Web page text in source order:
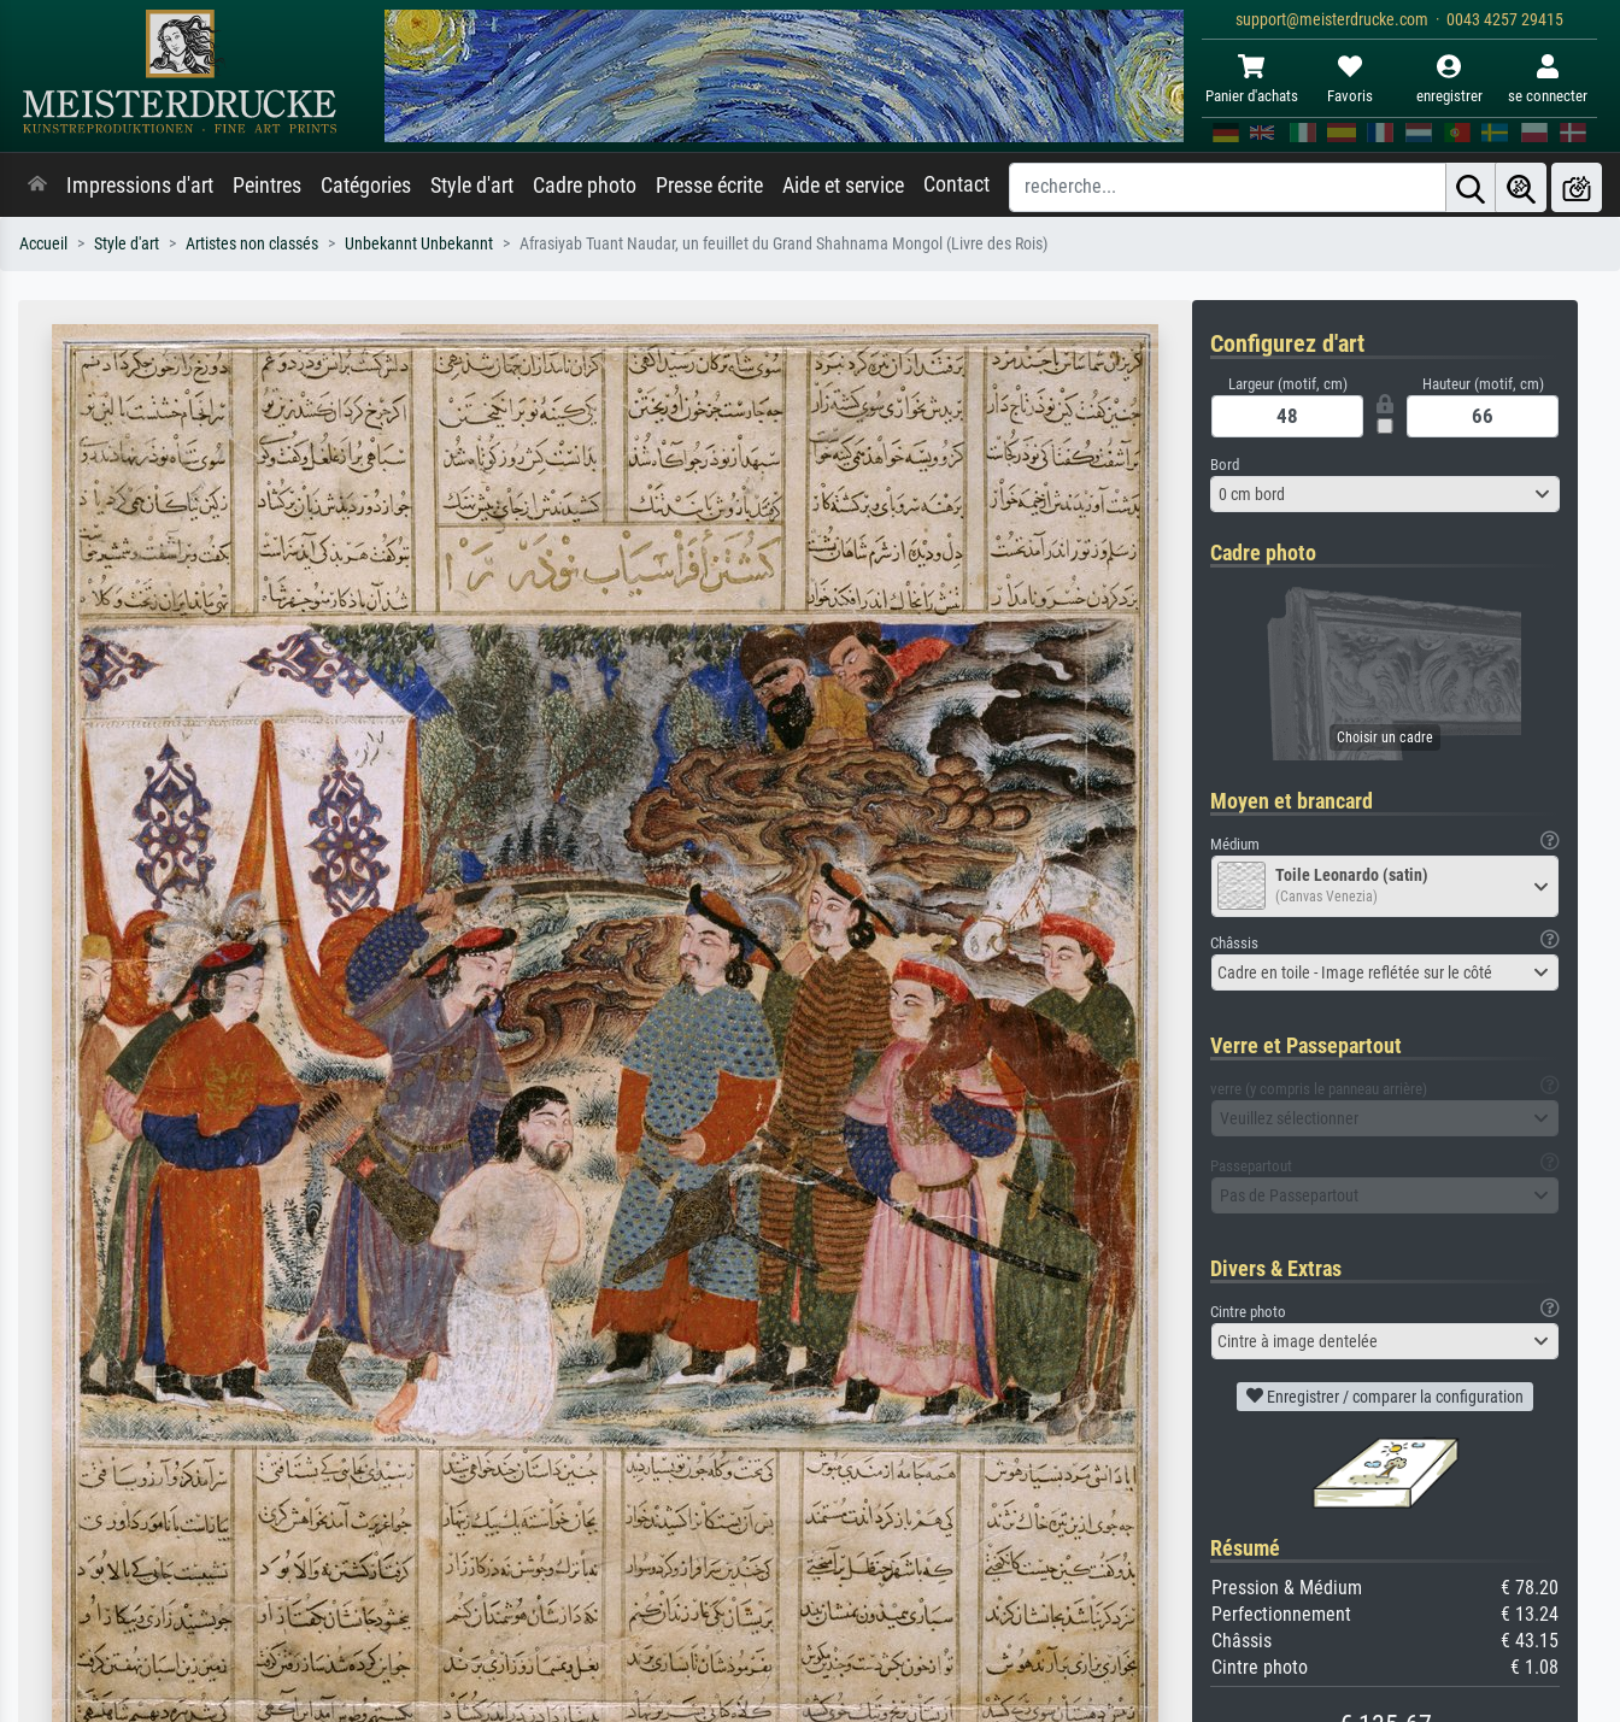
support@meisterdrucke.com · 0043 4257 29415
Panier d'achats Favoris enregistrer se connecter
Impressions d'art Peintres Catégories Style d'art Cadre photo Presse écrite Aide et service Contact
Accueil Style d'art Artistes non classés Unbekannt Unbekannt Afrasiyab Tuant Naudar, un feuillet du Grand Shahnama Mongol (Livre des Rois)
Configurez d'art
Largeur (motif, cm) Hauteur (motif, cm)
Bord
0 cm bord
Cadre photo
Moyen et brancard
Médium
Toile Leonardo (satin)
(Canvas Venezia)
Châssis
Cadre en toile - Image reflétée sur le côté
Verre et Passepartout
verre (y compris le panneau arrière)
Veuillez sélectionner
Passepartout
Pas de Passepartout
Divers & Extras
Cintre photo
Cintre à image dentelée
Enregistrer / comparer la configuration
Résumé
Pression & Médium
€ 78.20
Perfectionnement
€ 13.24
Châssis
€ 43.15
Cintre photo
€ 1.08